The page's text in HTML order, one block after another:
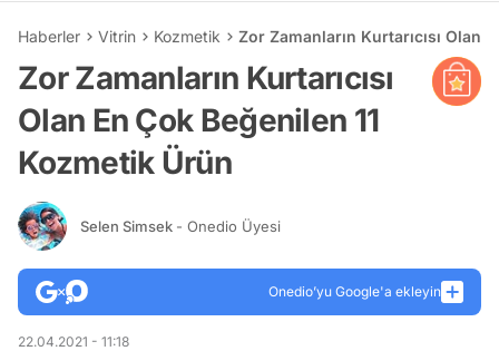
Haberler Vitrin Kozmetik Zor Zamanların Kurtarıcısı Olan
Zor Zamanların Kurtarıcısı
Olan En Çok Beğenilen 11
Kozmetik Ürün
Selen Simsek - Onedio Üyesi
Onedio’yu Google'a ekleyin
22.04.2021 - 11:18